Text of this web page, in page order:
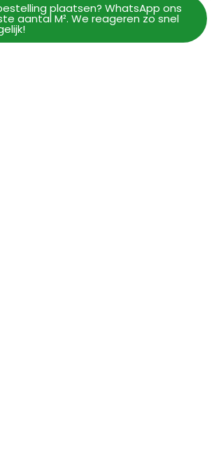
plaatsen? WhatsApp ons
aantal M². We reageren zo snel